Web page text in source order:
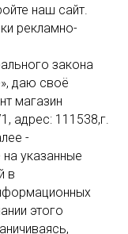
наш сайт.
рекламно-
закона
даю своё
магазин
адрес: 111538,г.
-
указанные
в
этого